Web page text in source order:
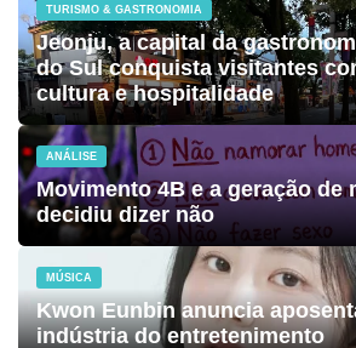
TURISMO & GASTRONOMIA
Jeonju, a capital da
do Sul conquista visitantes
cultura e hospitalidade
ANÁLISE
Movimento 4B e a geração de
decidiu dizer não
MÚSICA
Kwon Eunbin anuncia
indústria do entretenimento